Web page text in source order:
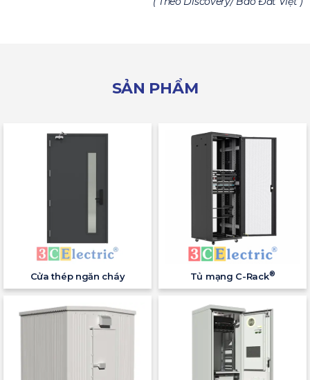
SẢN PHẨM
Cửa thép ngăn cháy Tủ mạng C-Rack®